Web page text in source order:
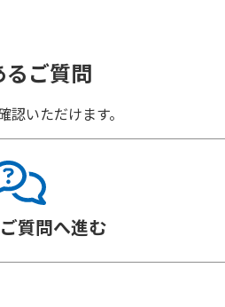
るご質問
認いただけます。
質問へ進む